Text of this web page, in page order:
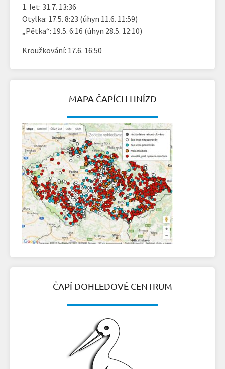
1. let: 31.7. 13:36
Otylka: 17.5. 8:23 (úhyn 11.6. 11:59)
„Pětka“: 19.5. 6:16 (úhyn 28.5. 12:10)
Kroužkování: 17.6. 16:50
MAPA ČAPÍCH HNÍZD
ČAPÍ DOHLEDOVÉ CENTRUM